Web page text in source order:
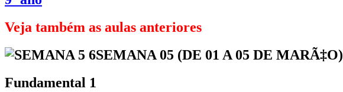
Veja também as aulas anteriores
SEMANA 05 (DE 01 A 05 DE MARÃ‡O)
Fundamental 1